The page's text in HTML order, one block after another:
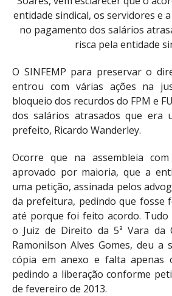
entidade sindical, os servidores e
no pagamento dos salários
risca pela entidade
O SINFEMP para preservar o
entrou com várias ações na
bloqueio dos recurdos do FPM e
dos salários atrasados que era
prefeito, Ricardo Wanderley.
Ocorre que na assembleia
aprovado por maioria, que a
uma petição, assinada pelos
da prefeitura, pedindo que fosse
até porque foi feito acordo. Tudo
o Juiz de Direito da 5ª Vara da
Ramonilson Alves Gomes, deu a
cópia em anexo e falta apenas
pedindo a liberação conforme
de fevereiro de 2013.